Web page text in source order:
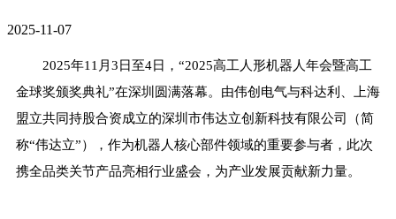
2025-11-07
2025年11月3日至4日，“2025高工人形机器人年会暨高工
金球奖颁奖典礼”在深圳圆满落幕。由伟创电气与科达利、上海
盟立共同持股合资成立的深圳市伟达立创新科技有限公司（简
称“伟达立”），作为机器人核心部件领域的重要参与者，此次
携全品类关节产品亮相行业盛会，为产业发展贡献新力量。